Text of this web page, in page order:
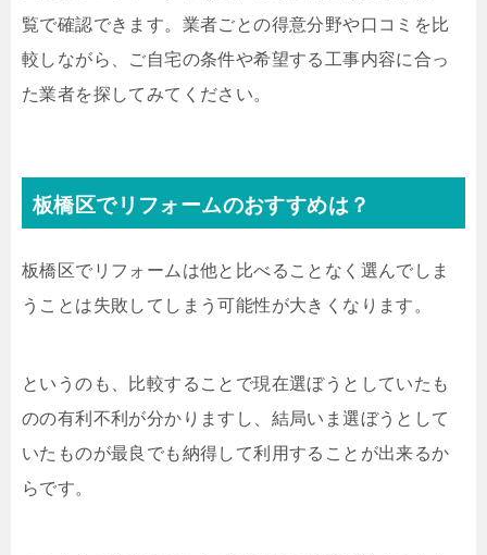
覧で確認できます。業者ごとの得意分野や口コミを比
較しながら、ご自宅の条件や希望する工事内容に合っ
た業者を探してみてください。
板橋区でリフォームのおすすめは？
板橋区でリフォームは他と比べることなく選んでしま
うことは失敗してしまう可能性が大きくなります。
というのも、比較することで現在選ぼうとしていたも
のの有利不利が分かりますし、結局いま選ぼうとして
いたものが最良でも納得して利用することが出来るか
らです。